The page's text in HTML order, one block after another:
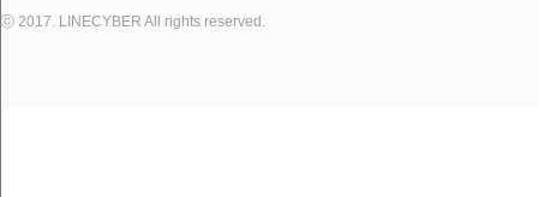
ⓒ 2017. LINECYBER All rights reserved.